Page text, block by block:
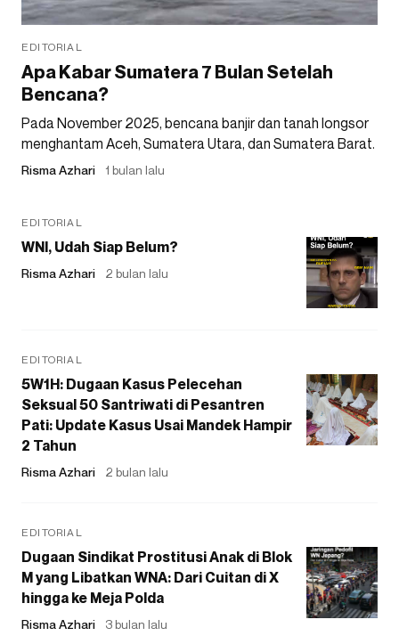
EDITORIAL
Apa Kabar Sumatera 7 Bulan Setelah
Bencana?
Pada November 2025, bencana banjir dan tanah longsor
menghantam Aceh, Sumatera Utara, dan Sumatera Barat.
Risma Azhari 1 bulan lalu
EDITORIAL
WNI, Udah Siap Belum?
Risma Azhari 2 bulan lalu
EDITORIAL
5W1H: Dugaan Kasus Pelecehan
Seksual 50 Santriwati di Pesantren
Pati: Update Kasus Usai Mandek Hampir
2 Tahun
Risma Azhari 2 bulan lalu
EDITORIAL
Dugaan Sindikat Prostitusi Anak di Blok
M yang Libatkan WNA: Dari Cuitan di X
hingga ke Meja Polda
Risma Azhari 3 bulan lalu